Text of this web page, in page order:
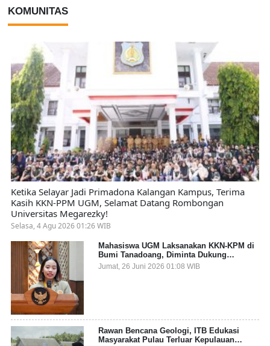
KOMUNITAS
Ketika Selayar Jadi Primadona Kalangan Kampus, Terima
Kasih KKN-PPM UGM, Selamat Datang Rombongan
Universitas Megarezky!
Selasa, 4 Agu 2026 01:26 WIB
Mahasiswa UGM Laksanakan KKN-KPM di
Bumi Tanadoang, Diminta Dukung
Gemerlap dan Beri Solusi pada Persoalan
Sampah Pesisir
Jumat, 26 Juni 2026 01:08 WIB
Rawan Bencana Geologi, ITB Edukasi
Masyarakat Pulau Terluar Kepulauan